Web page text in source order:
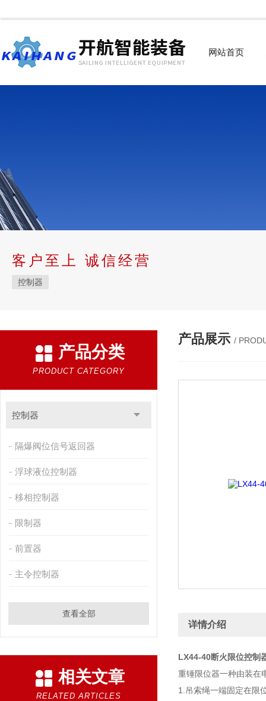
网站首页
客户至上 诚信经营
控制器
产品分类
PRODUCT CATEGORY
控制器
隔爆阀位信号返回器
浮球液位控制器
移相控制器
限制器
前置器
主令控制器
查看全部
相关文章
RELATED ARTICLES
产品展示 /
详情介绍
LX44-40断火限位控制
重锤限位器一种由装在
1.吊索绳一端固定在限